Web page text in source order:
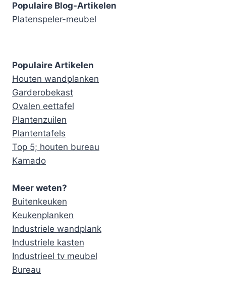
Populaire Blog-Artikelen
Platenspeler-meubel
Populaire Artikelen
Houten wandplanken
Garderobekast
Ovalen eettafel
Plantenzuilen
Plantentafels
Top 5; houten bureau
Kamado
Meer weten?
Buitenkeuken
Keukenplanken
Industriele wandplank
Industriele kasten
Industrieel tv meubel
Bureau